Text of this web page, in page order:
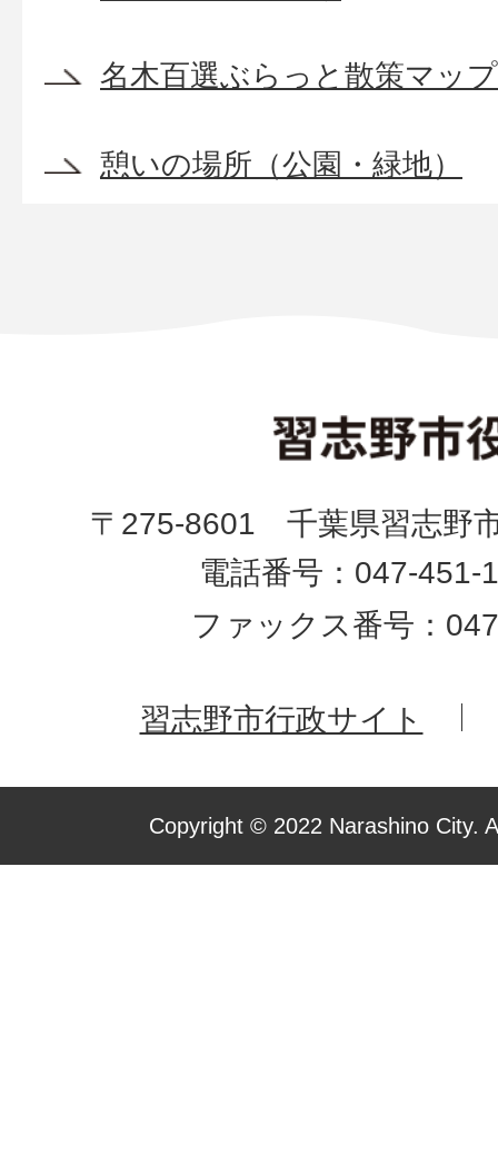
名木百選ぶらっと散策マップ
憩いの場所（公園・緑地）
〒275-8601 千葉県習志野
電話番号：047-451-
ファックス番号：
習志野市行政サイト
Copyright © 2022 Narashino City.